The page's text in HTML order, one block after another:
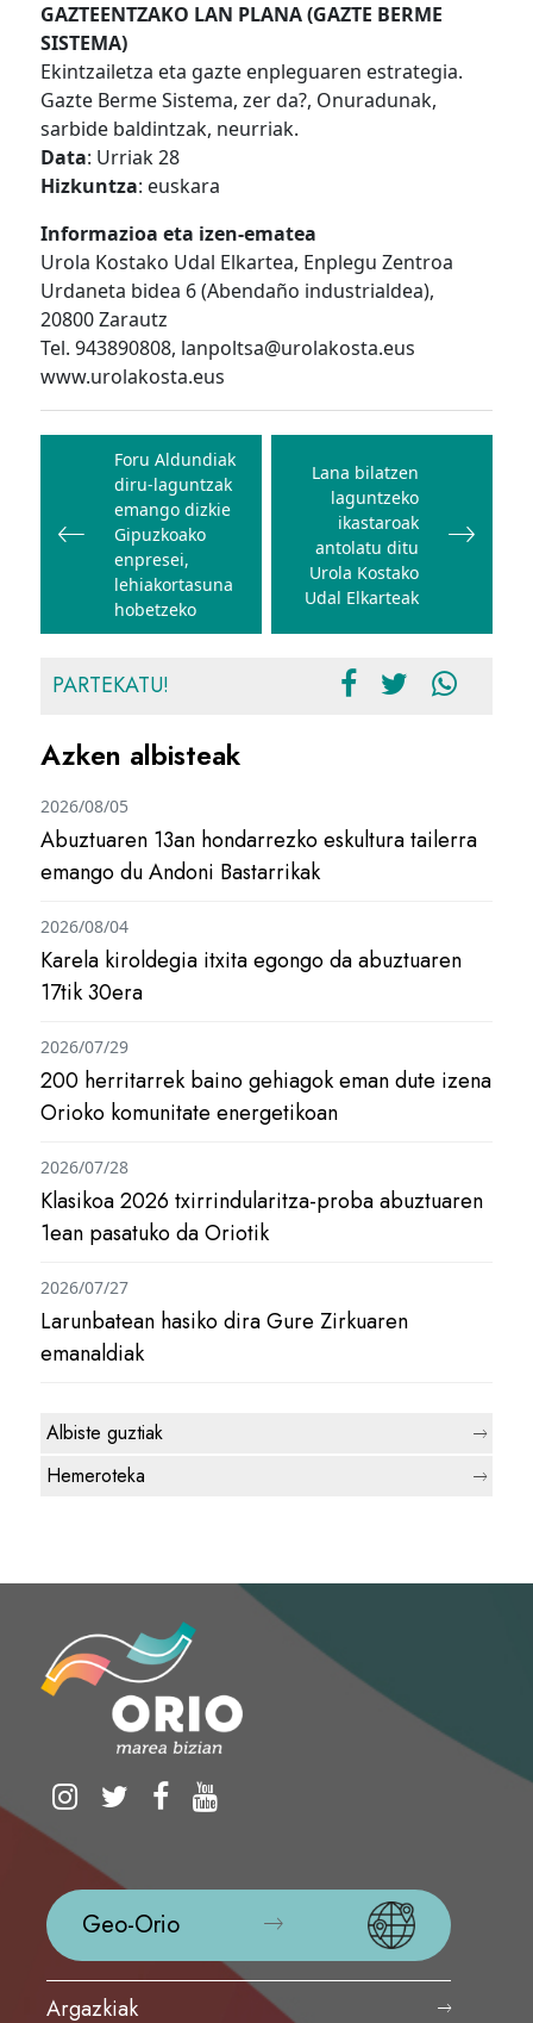
GAZTEENTZAKO LAN PLANA (GAZTE BERME
SISTEMA)
Ekintzailetza eta gazte enpleguaren estrategia.
Gazte Berme Sistema, zer da?, Onuradunak,
sarbide baldintzak, neurriak.
Data: Urriak 28
Hizkuntza: euskara
Informazioa eta izen-ematea
Urola Kostako Udal Elkartea, Enplegu Zentroa
Urdaneta bidea 6 (Abendaño industrialdea),
20800 Zarautz
Tel. 943890808, lanpoltsa@urolakosta.eus
www.urolakosta.eus
Bidalketetan
zehar
nabigatu
Foru Aldundiak
diru-laguntzak
emango dizkie
Gipuzkoako
enpresei,
lehiakortasuna
hobetzeko
Lana bilatzen
laguntzeko
ikastaroak
antolatu ditu
Urola Kostako
Udal Elkarteak
PARTEKATU!
Azken albisteak
Abuztuaren 13an hondarrezko eskultura tailerra
emango du Andoni Bastarrikak
2026/08/05
Karela kiroldegia itxita egongo da abuztuaren
17tik 30era
2026/08/04
200 herritarrek baino gehiagok eman dute izena
Orioko komunitate energetikoan
2026/07/29
Klasikoa 2026 txirrindularitza-proba abuztuaren
1ean pasatuko da Oriotik
2026/07/28
Larunbatean hasiko dira Gure Zirkuaren
emanaldiak
2026/07/27
Albiste guztiak
Hemeroteka
Geo-Orio
Argazkiak